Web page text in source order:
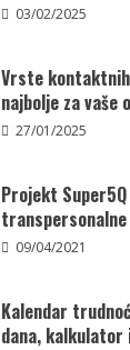
03/02/2025
Vrste
najbolje za vaše
27/01/2025
Projekt
09/04/2021
Kalendar
dana, kalkulator